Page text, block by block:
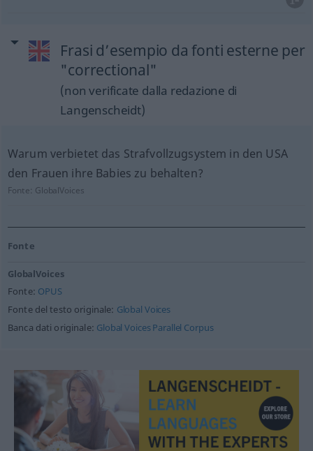
Frasi d’esempio da fonti esterne per
"correctional"
(non verificate dalla redazione di
Langenscheidt)
Warum verbietet das Strafvollzugsystem in den USA
den Frauen ihre Babies zu behalten?
Fonte: GlobalVoices
Fonte
GlobalVoices
Fonte: OPUS
Fonte del testo originale: Global Voices
Banca dati originale: Global Voices Parallel Corpus